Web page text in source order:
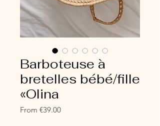
Barboteuse à
bretelles bébé/fille
«Olina
From €39.00Sale